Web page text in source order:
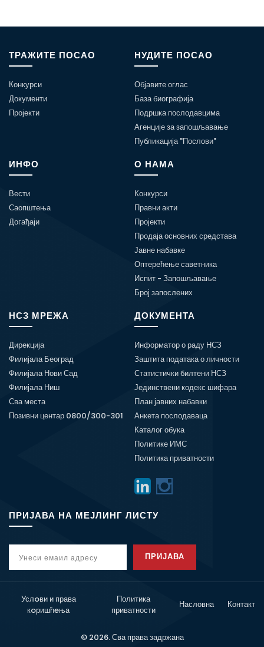
ТРАЖИТЕ ПОСАО
Конкурси
Документи
Пројекти
НУДИТЕ ПОСАО
Објавите оглас
База биографија
Подршка послодавцима
Агенције за запошљавање
Публикација "Послови"
ИНФО
Вести
Саопштења
Догађаји
О НАМА
Конкурси
Правни акти
Пројекти
Продаја основних средстава
Јавне набавке
Оптерећење саветника
Испит - Запошљавање
Број запослених
НСЗ МРЕЖА
Дирекција
Филијала Београд
Филијала Нови Сад
Филијала Ниш
Сва места
Позивни центар 0800/300-301
ДОКУМЕНТА
Информатор о раду НСЗ
Заштита података о личности
Статистички билтени НСЗ
Јединствени кодекс шифара
План јавних набавки
Анкета послодаваца
Каталог обука
Политике ИМС
Политика приватности
ПРИЈАВА НА МЕЈЛИНГ ЛИСТУ
ПРИЈАВА
Услoви и права
кoришћeња
Политика
приватности
Насловна Контакт
© 2026. Сва права задржана